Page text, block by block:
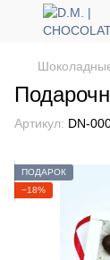
Артикул: DN-
ПОДАРОК
−18%